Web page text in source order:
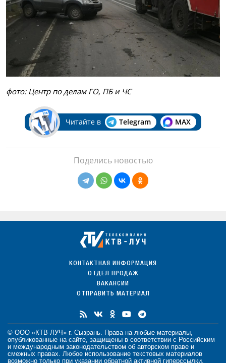
фото: Центр по делам ГО, ПБ и ЧС
Читайте в Telegram MAX
Поделись новостью
КОНТАКТНАЯ ИНФОРМАЦИЯ
ОТДЕЛ ПРОДАЖ
ВАКАНСИИ
ОТПРАВИТЬ МАТЕРИАЛ
© ООО «КТВ-ЛУЧ» г. Сызрань. Права на любые материалы,
опубликованные на сайте, защищены в соответствии с Российским
и международным законодательством об авторском праве и
смежных правах. Любое использование текстовых материалов
возможно только при указании обратной активной гиперссылки.